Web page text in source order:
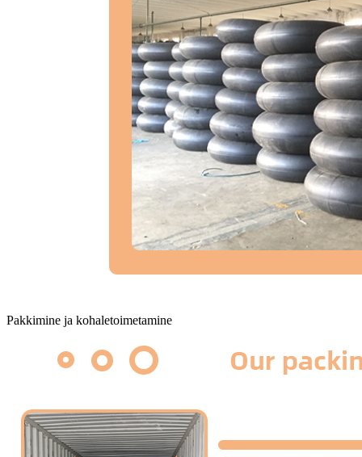
Pakkimine ja kohaletoimetamine